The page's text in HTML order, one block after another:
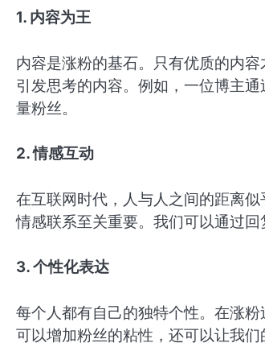
1. 内容为王
内容是涨粉的基石。只有优质的内
引发思考的内容。例如，一位博主
量粉丝。
2. 情感互动
在互联网时代，人与人之间的距离
情感联系至关重要。我们可以通过
3. 个性化表达
每个人都有自己的独特个性。在涨
可以增加粉丝的粘性，还可以让我们